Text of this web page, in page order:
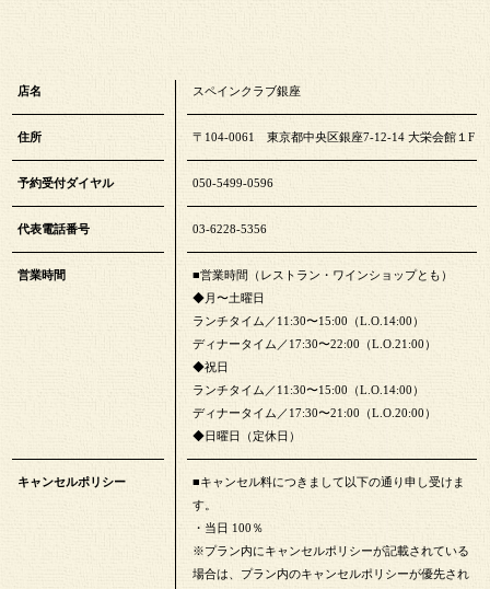
店名 スペインクラブ銀座
住所 〒104-0061 東京都中央区銀座7-12-14 大栄会館１F
予約受付ダイヤル 050-5499-0596
代表電話番号 03-6228-5356
営業時間
■営業時間（レストラン・ワインショップとも）
◆月〜土曜日
ランチタイム／11:30〜15:00（L.O.14:00）
ディナータイム／17:30〜22:00（L.O.21:00）
◆祝日
ランチタイム／11:30〜15:00（L.O.14:00）
ディナータイム／17:30〜21:00（L.O.20:00）
◆日曜日（定休日）
キャンセルポリシー
■キャンセル料につきまして以下の通り申し受けま
す。
・当日 100％
※プラン内にキャンセルポリシーが記載されている
場合は、プラン内のキャンセルポリシーが優先され